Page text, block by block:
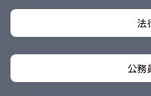
法
公務